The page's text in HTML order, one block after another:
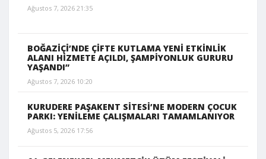
Ağustos 7, 2026 21:35
BOĞAZİÇİ’NDE ÇİFTE KUTLAMA YENİ ETKİNLİK
ALANI HİZMETE AÇILDI, ŞAMPİYONLUK GURURU
YAŞANDI”
Ağustos 7, 2026 10:20
KURUDERE PAŞAKENT SİTESİ’NE MODERN ÇOCUK
PARKI: YENİLEME ÇALIŞMALARI TAMAMLANIYOR
Ağustos 5, 2026 17:56